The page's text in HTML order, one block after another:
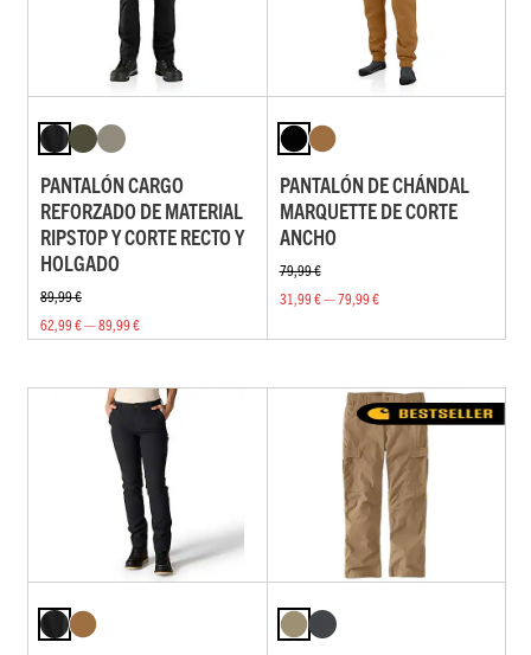
PANTALÓN CARGO
REFORZADO DE MATERIAL
RIPSTOP Y CORTE RECTO Y
HOLGADO
89,99 €
62,99 € — 89,99 €
PANTALÓN DE CHÁNDAL
MARQUETTE DE CORTE
ANCHO
79,99 €
31,99 € — 79,99 €